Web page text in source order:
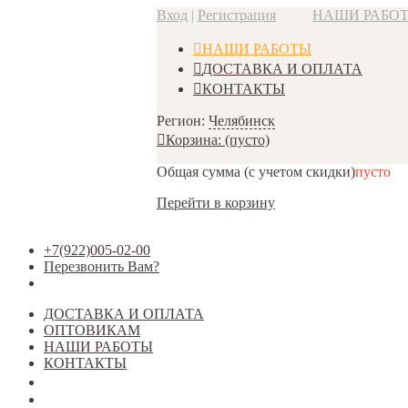
Вход | Регистрация НАШИ
НАШИ РАБОТЫ
ДОСТАВКА И ОПЛАТА
КОНТАКТЫ
Регион: Челябинск
Корзина: (пусто)
Общая сумма (с учетом скидки)пусто
Перейти в корзину
+7(922)005-02-00
Перезвонить Вам?
ДОСТАВКА И ОПЛАТА
ОПТОВИКАМ
НАШИ РАБОТЫ
КОНТАКТЫ